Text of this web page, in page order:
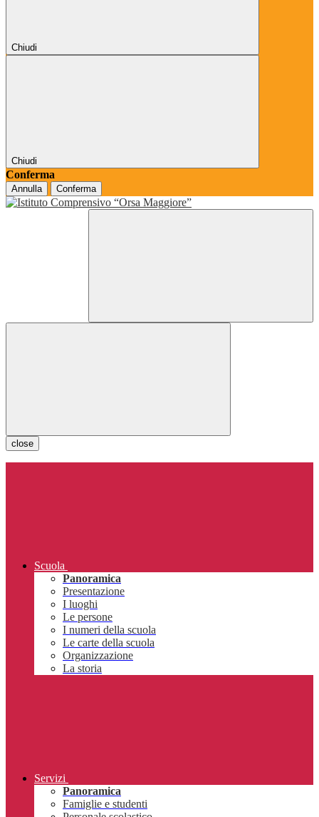
Chiudi
Chiudi
Conferma
Annulla Conferma
close
Scuola
Panoramica
Presentazione
I luoghi
Le persone
I numeri della scuola
Le carte della scuola
Organizzazione
La storia
Servizi
Panoramica
Famiglie e studenti